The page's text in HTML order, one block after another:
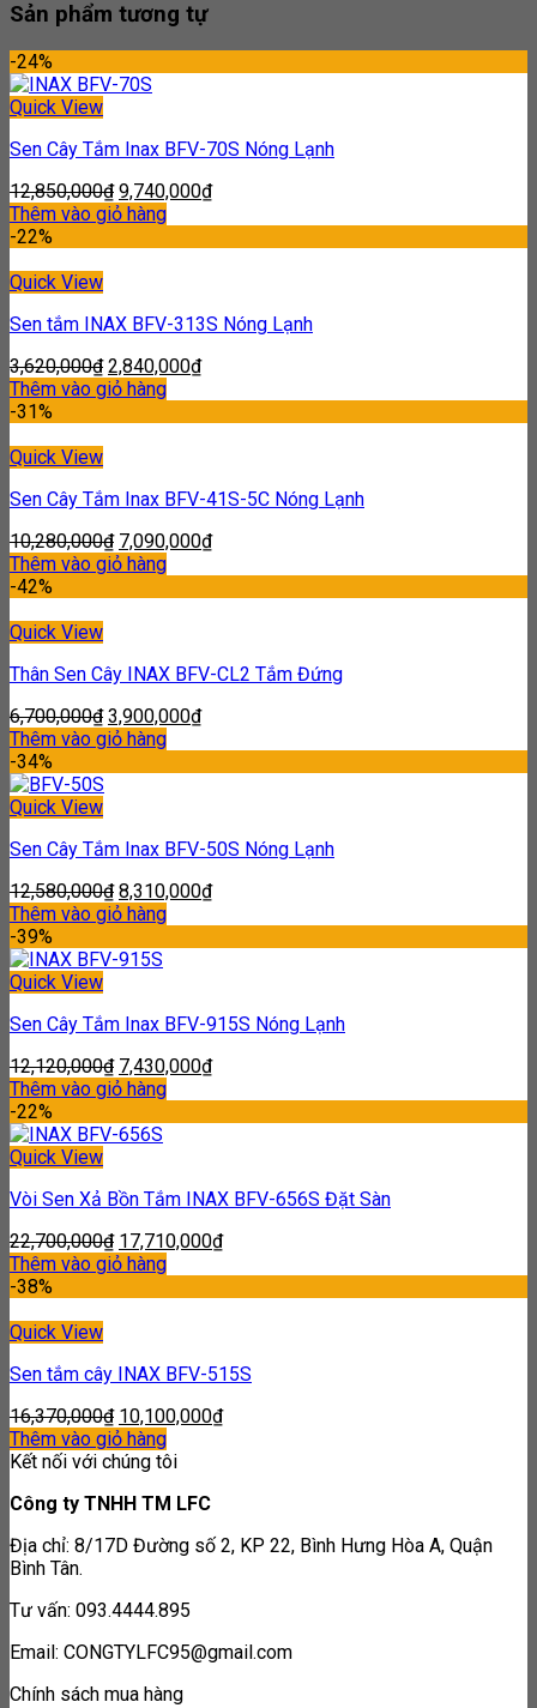
Sản phẩm tương tự
-24%
Quick View
Sen Cây Tắm Inax BFV-70S Nóng Lạnh
12,850,000₫ 9,740,000₫
Thêm vào giỏ hàng
-22%
Quick View
Sen tắm INAX BFV-313S Nóng Lạnh
3,620,000₫ 2,840,000₫
Thêm vào giỏ hàng
-31%
Quick View
Sen Cây Tắm Inax BFV-41S-5C Nóng Lạnh
10,280,000₫ 7,090,000₫
Thêm vào giỏ hàng
-42%
Quick View
Thân Sen Cây INAX BFV-CL2 Tắm Đứng
6,700,000₫ 3,900,000₫
Thêm vào giỏ hàng
-34%
Quick View
Sen Cây Tắm Inax BFV-50S Nóng Lạnh
12,580,000₫ 8,310,000₫
Thêm vào giỏ hàng
-39%
Quick View
Sen Cây Tắm Inax BFV-915S Nóng Lạnh
12,120,000₫ 7,430,000₫
Thêm vào giỏ hàng
-22%
Quick View
Vòi Sen Xả Bồn Tắm INAX BFV-656S Đặt Sàn
22,700,000₫ 17,710,000₫
Thêm vào giỏ hàng
-38%
Quick View
Sen tắm cây INAX BFV-515S
16,370,000₫ 10,100,000₫
Thêm vào giỏ hàng
Kết nối với chúng tôi
Công ty TNHH TM LFC
Địa chỉ: 8/17D Đường số 2, KP 22, Bình Hưng Hòa A, Quận
Bình Tân.
Tư vấn: 093.4444.895
Email: CONGTYLFC95@gmail.com
Chính sách mua hàng